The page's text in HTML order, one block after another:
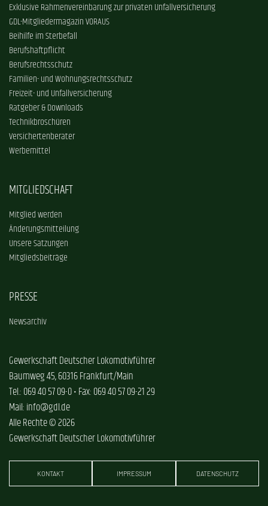
Exklusive Rahmenvereinbarung zur privaten Unfallversicherung
GDL-Mitgliedermagazin VORAUS
Beihilfe im Sterbefall
Berufshaftpflicht
Berufsrechtsschutz
Familien- und Wohnungsrechtsschutz
Freizeit- und Unfallversicherung
Ratgeber & Downloads
Technikbroschüren
Versichertenberater
Werbemittel
MITGLIEDSCHAFT
Mitglied werden
Änderungsmitteilung
Unsere Satzungen
Mitgliedsbeiträge
PRESSE
Newsarchiv
Gewerkschaft Deutscher Lokomotivführer
Baumweg 45, 60316 Frankfurt/Main
Tel.: 069 40 57 09-0 • Fax: 069 40 57 09-21 29
Mail: info@gdl.de
Alle Rechte © 2026
Gewerkschaft Deutscher Lokomotivführer
KONTAKT IMPRESSUM DATENSCHUTZ